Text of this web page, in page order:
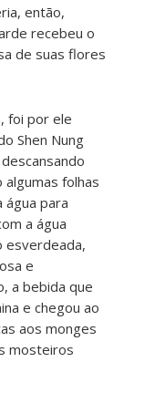
então,
recebeu o
de suas flores
foi por ele
Shen Nung
folhas
água para
a água
esverdeada,
e
a bebida que
e chegou ao
aos monges
mosteiros